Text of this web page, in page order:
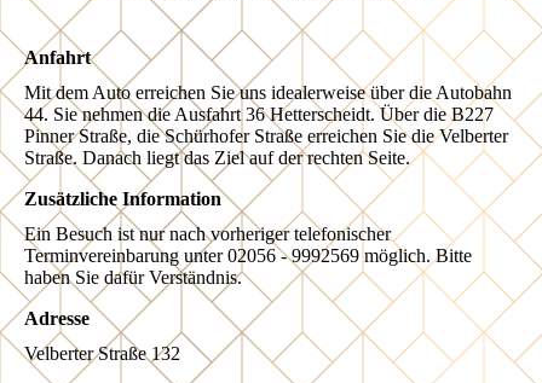
Anfahrt
Mit dem Auto erreichen Sie uns idealerweise über die Autobahn
44. Sie nehmen die Ausfahrt 36 Hetterscheidt. Über die B227
Pinner Straße, die Schürhofer Straße erreichen Sie die Velberter
Straße. Danach liegt das Ziel auf der rechten Seite.
Zusätzliche Information
Ein Besuch ist nur nach vorheriger telefonischer
Terminvereinbarung unter 02056 - 9992569 möglich. Bitte
haben Sie dafür Verständnis.
Adresse
Velberter Straße 132